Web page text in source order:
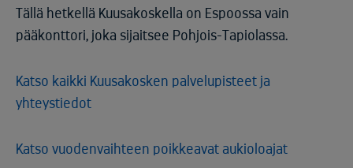
Tällä hetkellä Kuusakoskella on Espoossa vain
pääkonttori, joka sijaitsee Pohjois-Tapiolassa.
Katso kaikki Kuusakosken palvelupisteet ja
yhteystiedot
Katso vuodenvaihteen poikkeavat aukioloajat